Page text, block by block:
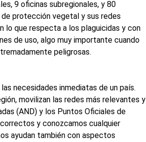
9 oficinas subregionales, y 80
protección vegetal y sus redes
lo que respecta a los plaguicidas y con
de uso, algo muy importante cuando
peligrosas.
necesidades inmediatas de un país.
movilizan las redes más relevantes y
(AND) y los Puntos Oficiales de
y conozcamos cualquier
ayudan también con aspectos